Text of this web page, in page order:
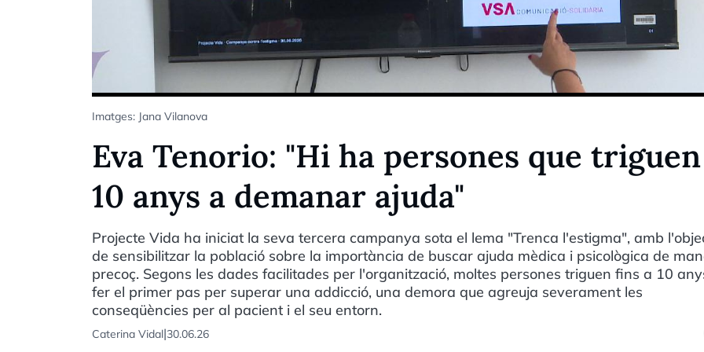
Imatges: Jana Vilanova
Eva Tenorio: "Hi ha persones que triguen
10 anys a demanar ajuda"
Projecte Vida ha iniciat la seva tercera campanya sota el lema "Trenca l'estigma", amb
de sensibilitzar la població sobre la importància de buscar ajuda mèdica i psicològica de
precoç. Segons les dades facilitades per l'organització, moltes persones triguen fins a 10
fer el primer pas per superar una addicció, una demora que agreuja severament les
conseqüències per al pacient i el seu entorn.
Caterina Vidal|30.06.26